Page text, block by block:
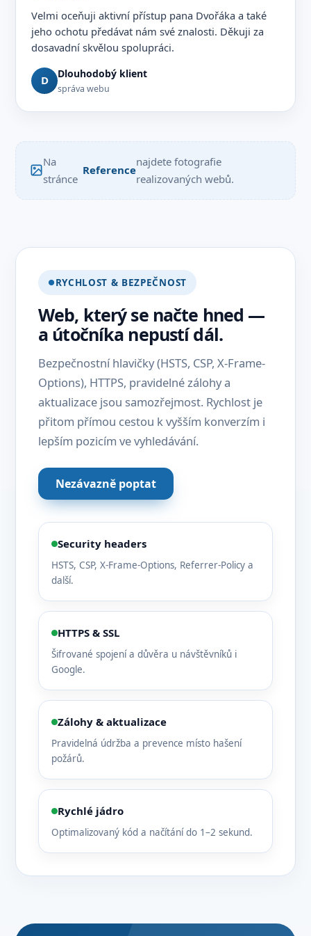
Velmi oceňuji aktivní přístup pana Dvořáka a také
jeho ochotu předávat nám své znalosti. Děkuji za
dosavadní skvělou spolupráci.
D Dlouhodobý klient
správa webu
Na
stránce
Reference
najdete fotografie
realizovaných webů.
RYCHLOST & BEZPEČNOST
Web, který se načte hned —
a útočníka nepustí dál.
Bezpečnostní hlavičky (HSTS, CSP, X-Frame-
Options), HTTPS, pravidelné zálohy a
aktualizace jsou samozřejmost. Rychlost je
přitom přímou cestou k vyšším konverzím i
lepším pozicím ve vyhledávání.
Nezávazně poptat
Security headers
HSTS, CSP, X-Frame-Options, Referrer-Policy a
další.
HTTPS & SSL
Šifrované spojení a důvěra u návštěvníků i
Google.
Zálohy & aktualizace
Pravidelná údržba a prevence místo hašení
požárů.
Rychlé jádro
Optimalizovaný kód a načítání do 1–2 sekund.